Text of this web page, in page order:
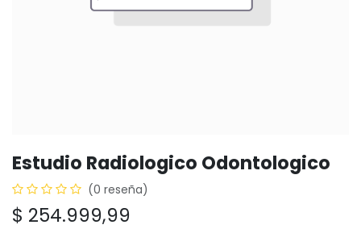
Estudio Radiologico Odontologico
(0 reseña)
$ 254.999,99